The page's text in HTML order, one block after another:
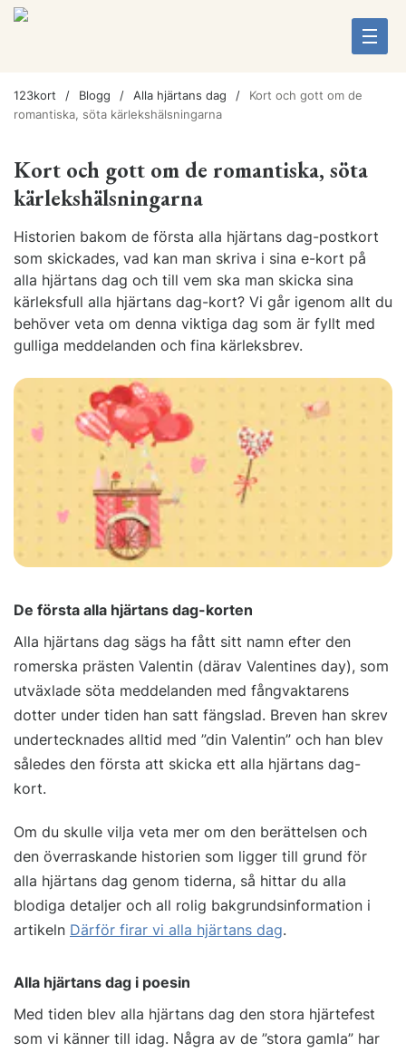
123kort Blogg Alla hjärtans dag
Kort och gott om de
romantiska, söta kärlekshälsningarna
Kort och gott om de romantiska, söta
kärlekshälsningarna
Historien bakom de första alla hjärtans dag-postkort
som skickades, vad kan man skriva i sina e-kort på
alla hjärtans dag och till vem ska man skicka sina
kärleksfull alla hjärtans dag-kort? Vi går igenom allt du
behöver veta om denna viktiga dag som är fyllt med
gulliga meddelanden och fina kärleksbrev.
De första alla hjärtans dag-korten
Alla hjärtans dag sägs ha fått sitt namn efter den
romerska prästen Valentin (därav Valentines day), som
utväxlade söta meddelanden med fångvaktarens
dotter under tiden han satt fängslad. Breven han skrev
undertecknades alltid med ”din Valentin” och han blev
således den första att skicka ett alla hjärtans dag-
kort.
Om du skulle vilja veta mer om den berättelsen och
den överraskande historien som ligger till grund för
alla hjärtans dag genom tiderna, så hittar du alla
blodiga detaljer och all rolig bakgrundsinformation i
artikeln Därför firar vi alla hjärtans dag.
Alla hjärtans dag i poesin
Med tiden blev alla hjärtans dag den stora hjärtefest
som vi känner till idag. Några av de ”stora gamla” har